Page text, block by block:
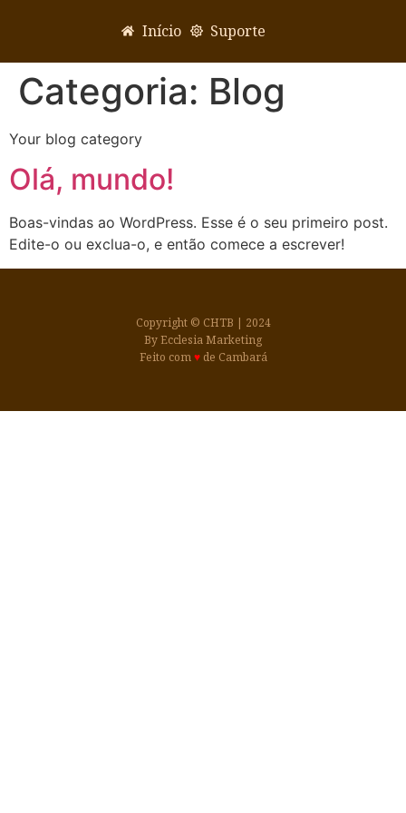
Início Suporte
Categoria: Blog
Your blog category
Olá, mundo!
Boas-vindas ao WordPress. Esse é o seu primeiro post.
Edite-o ou exclua-o, e então comece a escrever!
Copyright © CHTB | 2024
By Ecclesia Marketing
Feito com♥de Cambará